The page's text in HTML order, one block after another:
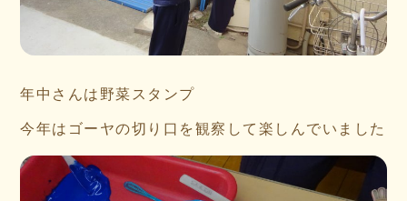
年中さんは野菜スタンプ
今年はゴーヤの切り口を観察して楽しんでいました